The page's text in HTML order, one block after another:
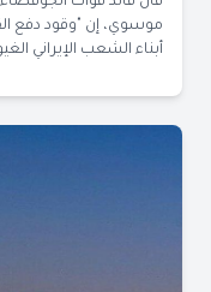
موسوي، إن "وقود دفع
أبناء الشعب الإيراني